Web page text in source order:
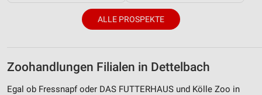
ALLE PROSPEKTE
Zoohandlungen Filialen in Dettelbach
Egal ob Fressnapf oder DAS FUTTERHAUS und Kölle Zoo in